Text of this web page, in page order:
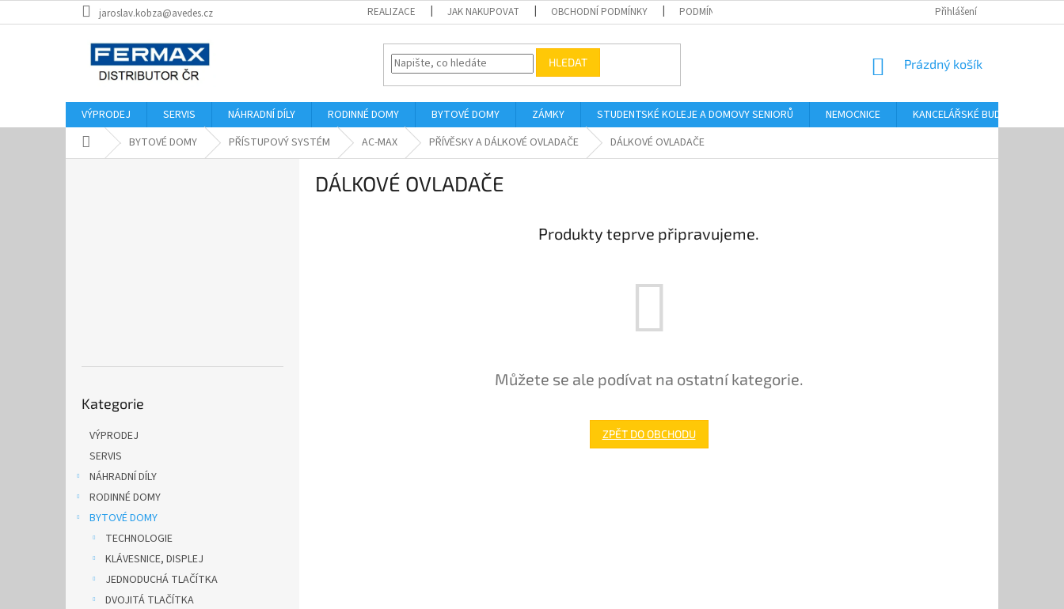
na
jaroslav.kobza@avedes.cz REALIZACE JAK NAKUPOVAT OBCHODNÍ PODMÍNKY PODMÍNKY OCHRANY OSOBNÍCH ÚDAJŮ Přihlášení
HLEDAT
NÁKUPNÍ
Prázdný košík
VÝPRODEJ SERVIS NÁHRADNÍ DÍLY RODINNÉ DOMY BYTOVÉ DOMY ZÁMKY STUDENTSKÉ KOLEJE A DOMOVY SENIORŮ NEMOCNICE KANCELÁŘSKÉ BUDOVY
Domů BYTOVÉ DOMY PŘÍSTUPOVÝ SYSTÉM AC-MAX PŘÍVĚSKY A DÁLKOVÉ OVLADAČE DÁLKOVÉ OVLADAČE
kategorie
Kategorie
VÝPRODEJ
SERVIS
NÁHRADNÍ DÍLY
RODINNÉ DOMY
BYTOVÉ DOMY
TECHNOLOGIE
KLÁVESNICE, DISPLEJ
JEDNODUCHÁ TLAČÍTKA
DVOJITÁ TLAČÍTKA
DÁLKOVÉ OVLADAČE
Produkty teprve připravujeme.
Můžete se ale podívat na ostatní kategorie.
ZPĚT DO OBCHODU